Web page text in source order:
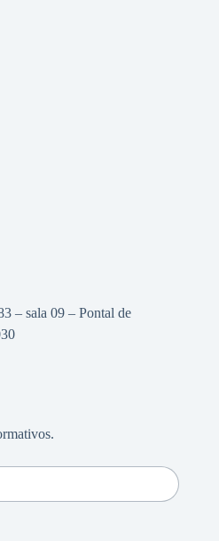
– sala 09 – Pontal de